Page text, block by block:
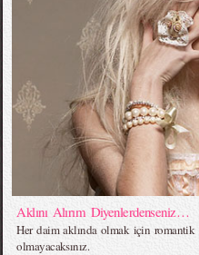
Aklını Alırım Diyenlerdenseniz…
Her daim aklında olmak için
olmayacaksınız.